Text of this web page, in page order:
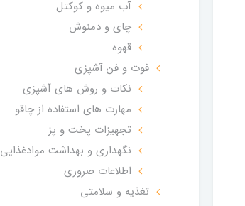
آب میوه و کوکتل
چای و دمنوش
قهوه
فوت و فن آشپزی
نکات و روش های آشپزی
مهارت های استفاده از چاقو
تجهیزات پخت و پز
نگهداری و بهداشت موادغذایی
اطلاعات ضروری
تغذیه و سلامتی